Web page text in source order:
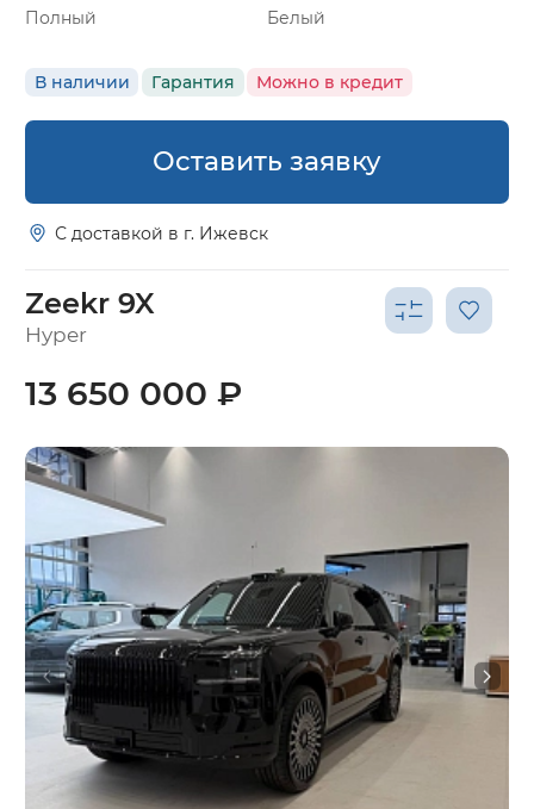
Полный
Белый
В наличии Гарантия Можно в кредит
Оставить заявку
С доставкой в г. Ижевск
Zeekr 9X
Hyper
13 650 000 ₽